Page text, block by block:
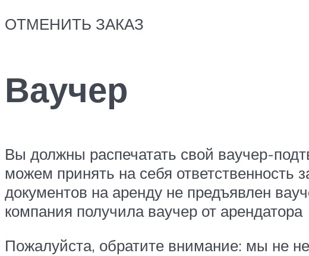
ОТМЕНИТЬ ЗАКАЗ
Ваучер
Вы должны распечатать свой ваучер-
можем принять на себя
документов на аренду не предъявлен
компания получила ваучер от арендатора
Пожалуйста, обратите внимание: мы не